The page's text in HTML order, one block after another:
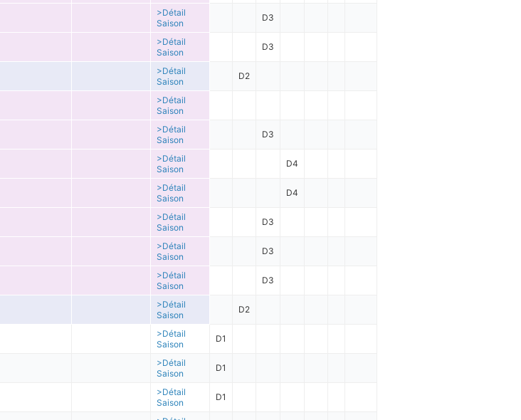
>Détail
Saison
D3
>Détail
Saison
D3
>Détail
Saison
D2
>Détail
Saison
>Détail
Saison
D3
>Détail
Saison
D4
>Détail
Saison
D4
>Détail
Saison
D3
>Détail
Saison
D3
>Détail
Saison
D3
>Détail
Saison
D2
>Détail
Saison
D1
>Détail
Saison
D1
>Détail
Saison
D1